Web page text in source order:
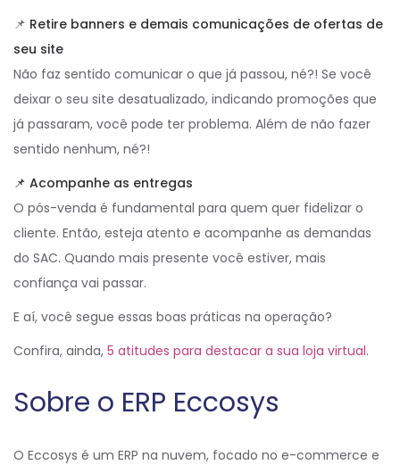
📌 Retire banners e demais comunicações de ofertas de
seu site
Não faz sentido comunicar o que já passou, né?! Se você
deixar o seu site desatualizado, indicando promoções que
já passaram, você pode ter problema. Além de não fazer
sentido nenhum, né?!
📌 Acompanhe as entregas
O pós-venda é fundamental para quem quer fidelizar o
cliente. Então, esteja atento e acompanhe as demandas
do SAC. Quando mais presente você estiver, mais
confiança vai passar.
E aí, você segue essas boas práticas na operação?
Confira, ainda, 5 atitudes para destacar a sua loja virtual.
Sobre o ERP Eccosys
O Eccosys é um ERP na nuvem, focado no e-commerce e